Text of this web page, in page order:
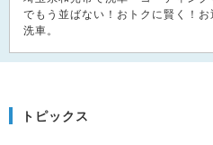
でもう並ばない！おトクに賢く！
洗車。
トピックス